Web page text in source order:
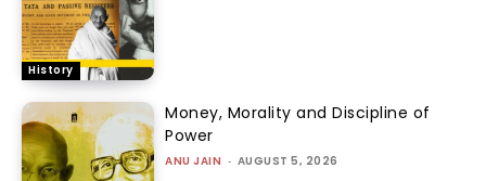
History
Money, Morality and Discipline of
Power
ANU JAIN - AUGUST 5, 2026